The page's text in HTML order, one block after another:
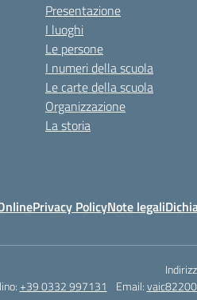
Presentazione
I luoghi
Le persone
I numeri della scuola
Le carte della scuola
Organizzazione
La storia
Privacy PolicyNote legali
+39 0332 997131 Email: